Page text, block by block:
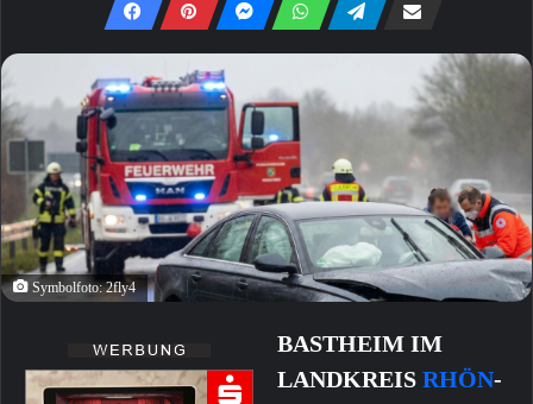
Symbolfoto: 2fly4
BASTHEIM IM
LANDKREIS RHÖN-